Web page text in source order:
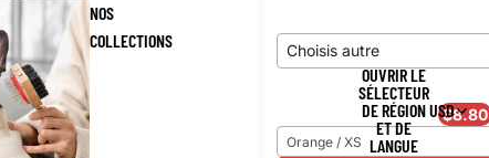
NOS
COLLECTIONS
OUVRIR LE
SÉLECTEUR
DE RÉGION
ET DE
LANGUE
USD
Choisis autre
$8.80
Orange / XS